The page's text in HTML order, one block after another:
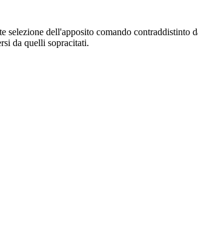
dell'apposito comando
da quelli sopracitati.